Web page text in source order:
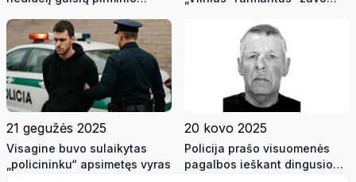
komplekse
21 gegužės 2025
Visagine buvo sulaikytas
„policininku“ apsimetęs vyras
20 kovo 2025
Policija prašo visuomenės
pagalbos ieškant dingusio